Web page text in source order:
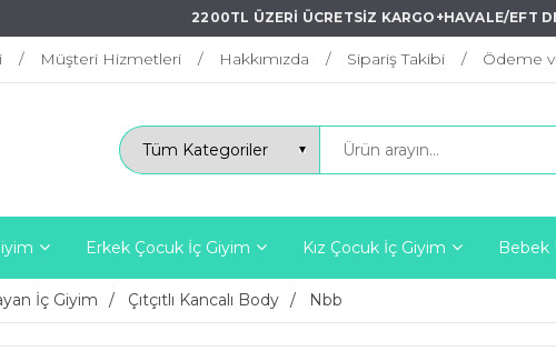
2200TL ÜZERİ ÜCRETSİZ KARGO+HAVALE/EFT
Müşteri Hizmetleri Hakkımızda Sipariş Takibi Ödeme
Erkek Çocuk İç Giyim Kız Çocuk İç Giyim Bebek
İç Giyim Çıtçıtlı Kancalı Body Nbb